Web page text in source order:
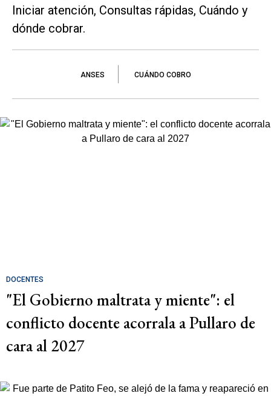
Iniciar atención, Consultas rápidas, Cuándo y
dónde cobrar.
ANSES CUÁNDO COBRO
DOCENTES
"El Gobierno maltrata y miente": el
conflicto docente acorrala a Pullaro de
cara al 2027